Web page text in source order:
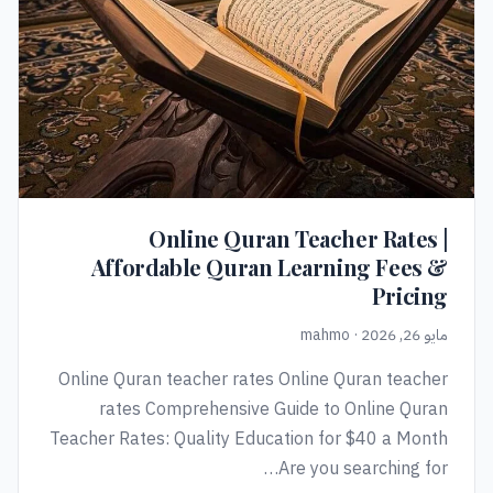
Online Quran Teacher Rates |
Affordable Quran Learning Fees &
Pricing
مايو 26, 2026 · mahmo
Online Quran teacher rates Online Quran teacher
rates Comprehensive Guide to Online Quran
Teacher Rates: Quality Education for $40 a Month
Are you searching for…